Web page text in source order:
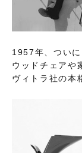
1957年、つい
ウッドチェアや
ヴィトラ社の本